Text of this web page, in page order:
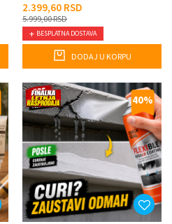
2.399,60 RSD
5.999,00RSD
BESPLATNA DOSTAVA
DODAJ U KORPU
40%